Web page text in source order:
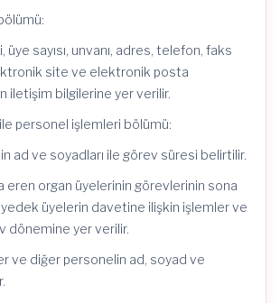
üye sayısı, unvanı, adres, telefon, faks
site ve elektronik posta
iletişim bilgilerine yer verilir.
personel işlemleri bölümü:
ad ve soyadları ile görev süresi belirtilir.
eren organ üyelerinin görevlerinin sona
üyelerin davetine ilişkin işlemler ve
dönemine yer verilir.
ve diğer personelin ad, soyad ve